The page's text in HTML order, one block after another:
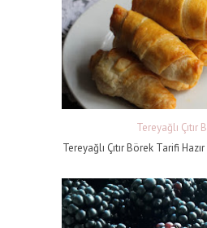
Tereyağlı Çıtır
Tereyağlı Çıtır Börek Tarifi